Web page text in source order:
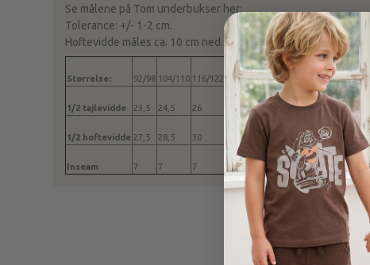
Se målene på Tom underbukser her:
Tolerance: +/- 1-2 cm.
Hoftevidde måles ca. 10 cm ned.
Størrelse: 92/98 104/110 116/122 128/134 140/146 152/158
1/2 tajlevidde 23,5 24,5 26 27,5 29 30,5
1/2 hoftevidde 27,5 28,5 30 31,5 33 34,5
Inseam 7 7 7 7 7